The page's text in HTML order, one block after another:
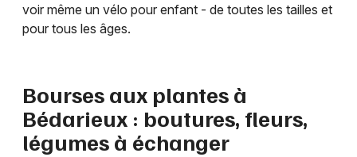
voir même un vélo pour enfant - de toutes les tailles et
pour tous les âges.
Bourses aux plantes à
Bédarieux : boutures, fleurs,
légumes à échanger